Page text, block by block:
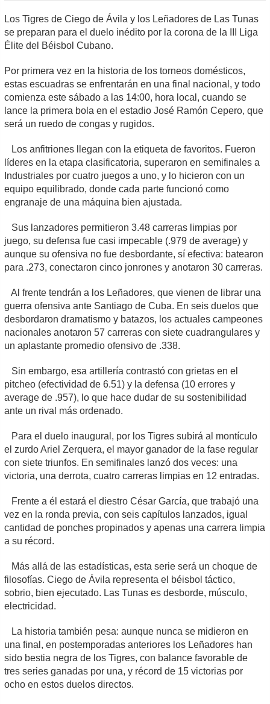
Los Tigres de Ciego de Ávila y los Leñadores de Las Tunas
se preparan para el duelo inédito por la corona de la III Liga
Élite del Béisbol Cubano.
Por primera vez en la historia de los torneos domésticos,
estas escuadras se enfrentarán en una final nacional, y todo
comienza este sábado a las 14:00, hora local, cuando se
lance la primera bola en el estadio José Ramón Cepero, que
será un ruedo de congas y rugidos.
Los anfitriones llegan con la etiqueta de favoritos. Fueron
líderes en la etapa clasificatoria, superaron en semifinales a
Industriales por cuatro juegos a uno, y lo hicieron con un
equipo equilibrado, donde cada parte funcionó como
engranaje de una máquina bien ajustada.
Sus lanzadores permitieron 3.48 carreras limpias por
juego, su defensa fue casi impecable (.979 de average) y
aunque su ofensiva no fue desbordante, sí efectiva: batearon
para .273, conectaron cinco jonrones y anotaron 30 carreras.
Al frente tendrán a los Leñadores, que vienen de librar una
guerra ofensiva ante Santiago de Cuba. En seis duelos que
desbordaron dramatismo y batazos, los actuales campeones
nacionales anotaron 57 carreras con siete cuadrangulares y
un aplastante promedio ofensivo de .338.
Sin embargo, esa artillería contrastó con grietas en el
pitcheo (efectividad de 6.51) y la defensa (10 errores y
average de .957), lo que hace dudar de su sostenibilidad
ante un rival más ordenado.
Para el duelo inaugural, por los Tigres subirá al montículo
el zurdo Ariel Zerquera, el mayor ganador de la fase regular
con siete triunfos. En semifinales lanzó dos veces: una
victoria, una derrota, cuatro carreras limpias en 12 entradas.
Frente a él estará el diestro César García, que trabajó una
vez en la ronda previa, con seis capítulos lanzados, igual
cantidad de ponches propinados y apenas una carrera limpia
a su récord.
Más allá de las estadísticas, esta serie será un choque de
filosofías. Ciego de Ávila representa el béisbol táctico,
sobrio, bien ejecutado. Las Tunas es desborde, músculo,
electricidad.
La historia también pesa: aunque nunca se midieron en
una final, en postemporadas anteriores los Leñadores han
sido bestia negra de los Tigres, con balance favorable de
tres series ganadas por una, y récord de 15 victorias por
ocho en estos duelos directos.